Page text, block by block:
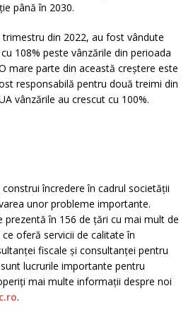
până în 2030.
din 2022, au fost vândute
108% peste vânzările din perioada
mare parte din această creștere este
responsabilă pentru două treimi din
vânzările au crescut cu 100%.
încredere în cadrul societății
unor probleme importante.
în 156 de țări cu mai mult de
oferă servicii de calitate în
fiscale și consultanței pentru
lucrurile importante pentru
mai multe informații despre noi
.